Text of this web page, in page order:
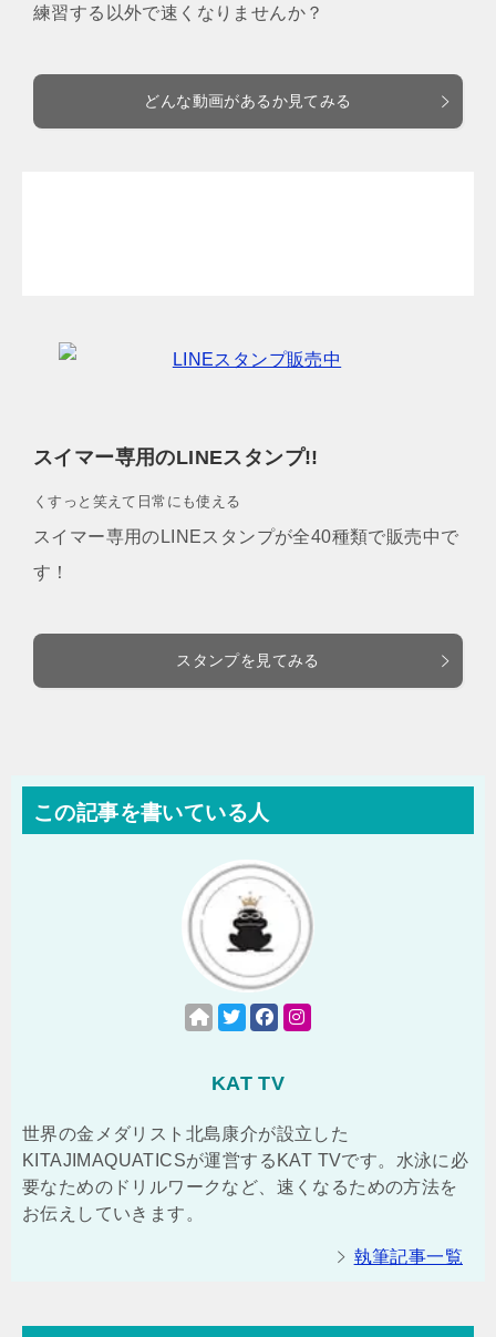
練習する以外で速くなりませんか？
どんな動画があるか見てみる
スイマー専用のLINEスタンプ!!
くすっと笑えて日常にも使える
スイマー専用のLINEスタンプが全40種類で販売中で
す！
スタンプを見てみる
この記事を書いている人
KAT TV
世界の金メダリスト北島康介が設立した
KITAJIMAQUATICSが運営するKAT TVです。水泳に必
要なためのドリルワークなど、速くなるための方法を
お伝えしていきます。
執筆記事一覧